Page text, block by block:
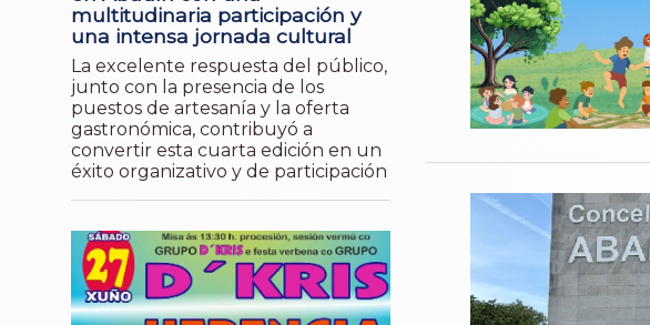
multitudinaria participación y
una intensa jornada cultural
La excelente respuesta del público,
junto con la presencia de los
puestos de artesanía y la oferta
gastronómica, contribuyó a
convertir esta cuarta edición en un
éxito organizativo y de participación